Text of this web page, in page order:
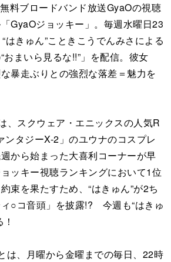
料ブロードバンド放送GyaOの視聴
GyaOジョッキー」。毎週水曜日23
はきゅん”こときこうでんみさによる
おまいら見るな!!”」を配信。彼女
暴走ぶりとの強烈な落差＝魅力を
、スクウェア・エニックスの人気R
ンタジーX-2」のユウナのコスプレ
から始まった大喜利コーナーが早
ッキー視聴ランキングにおいて1位
束を果たすため、“はきゅん”が2ち
○コ音頭」を披露!? 今週も“はきゅ
は、月曜から金曜までの毎日、22時